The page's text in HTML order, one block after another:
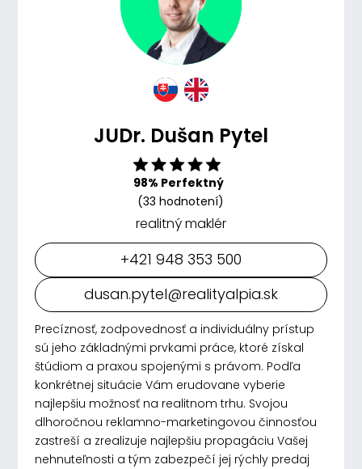
JUDr. Dušan Pytel
98% Perfektný
(33 hodnotení)
realitný maklér
+421 948 353 500
dusan.pytel@realityalpia.sk
Precíznosť, zodpovednosť a individuálny prístup
sú jeho základnými prvkami práce, ktoré získal
štúdiom a praxou spojenými s právom. Podľa
konkrétnej situácie Vám erudovane vyberie
najlepšiu možnosť na realitnom trhu. Svojou
dlhoročnou reklamno-marketingovou činnosťou
zastreší a zrealizuje najlepšiu propagáciu Vašej
nehnuteľnosti a tým zabezpečí jej rýchly predaj